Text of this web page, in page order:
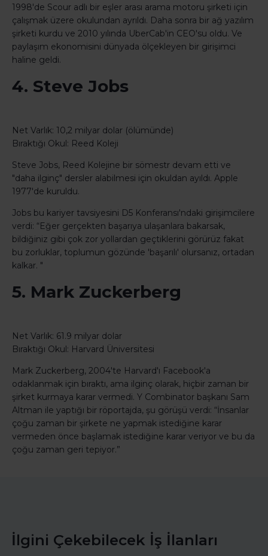
1998'de Scour adlı bir eşler arası arama motoru şirketi için
çalışmak üzere okulundan ayrıldı. Daha sonra bir ağ yazılım
şirketi kurdu ve 2010 yılında UberCab'in CEO'su oldu. Ve
paylaşım ekonomisini dünyada ölçekleyen bir girişimci
haline geldi.
4. Steve Jobs
Net Varlık: 10,2 milyar dolar (ölümünde)
Bıraktığı Okul: Reed Koleji
Steve Jobs, Reed Kolejine bir sömestr devam etti ve
"daha ilginç" dersler alabilmesi için okuldan ayıldı. Apple
1977'de kuruldu.
Jobs bu kariyer tavsiyesini D5 Konferansı'ndaki girişimcilere
verdi: “Eğer gerçekten başarıya ulaşanlara bakarsak,
bildiğiniz gibi çok zor yollardan geçtiklerini görürüz fakat
bu zorluklar, toplumun gözünde 'başarılı' olursanız, ortadan
kalkar. "
5. Mark Zuckerberg
Net Varlık: 61.9 milyar dolar
Bıraktığı Okul: Harvard Üniversitesi
Mark Zuckerberg, 2004'te Harvard'ı Facebook'a
odaklanmak için bıraktı, ama ilginç olarak, hiçbir zaman bir
şirket kurmaya karar vermedi. Y Combinator başkanı Sam
Altman ile yaptığı bir röportajda, şu görüşü verdi: “İnsanlar
çoğu zaman bir şirkete ne yapmak istediğine karar
vermeden önce başlamak istediğine karar veriyor ve bu da
çoğu zaman geri tepiyor.”
İlgini Çekebilecek İş İlanları